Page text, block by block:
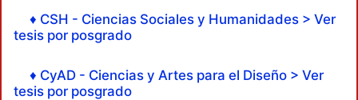
♦ CSH - Ciencias Sociales y Humanidades > Ver
tesis por posgrado
♦ CyAD - Ciencias y Artes para el Diseño > Ver
tesis por posgrado